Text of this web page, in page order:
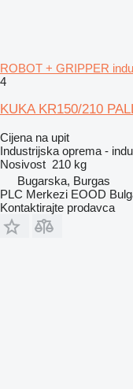
ROBOT + GRIPPER
4
KUKA KR150/210
Cijena na upit
Industrijska oprema -
Nosivost 210 kg
Bugarska, Burgas
PLC Merkezi EOOD
Kontaktirajte prodavca